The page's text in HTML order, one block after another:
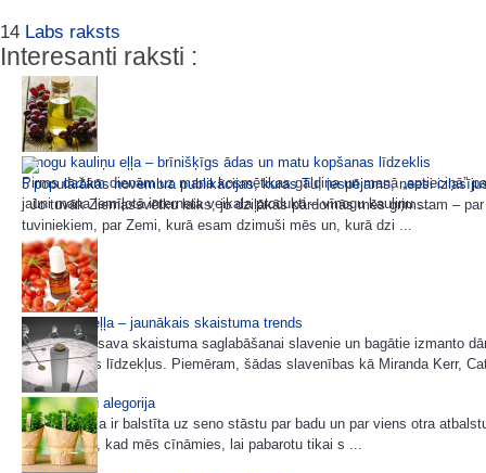
14 Labs raksts
Interesanti raksti :
Vīnogu kauliņu eļļa – brīnišķīgs ādas un matu kopšanas līdzeklis
Pirms dažām dienām uz mana kosmētikas galdiņa un manā „aptieciņā”
jauni mana iemīļotā interneta veikala produkti – vīnogu kauliņu ...
5 populārākās novembra publikācijas, kuras Tu, iespējams, neesi
Jo tuvāk Ziemassvētku laiks, jo dziļākās pārdomās mēs grimstam –
tuviniekiem, par Zemi, kurā esam dzimuši mēs un, kurā dzi ...
Mežrozīšu eļļa – jaunākais skaistuma trends
Ne vienmēr sava skaistuma saglabāšanai slavenie un bagātie izmanto
kosmētiskos līdzekļus. Piemēram, šādas slavenības kā Miranda Kerr,
Garo karošu alegorija
Šī multfilma ir balstīta uz seno stāstu par badu un par viens otra
mūs, ka tad, kad mēs cīnāmies, lai pabarotu tikai s ...